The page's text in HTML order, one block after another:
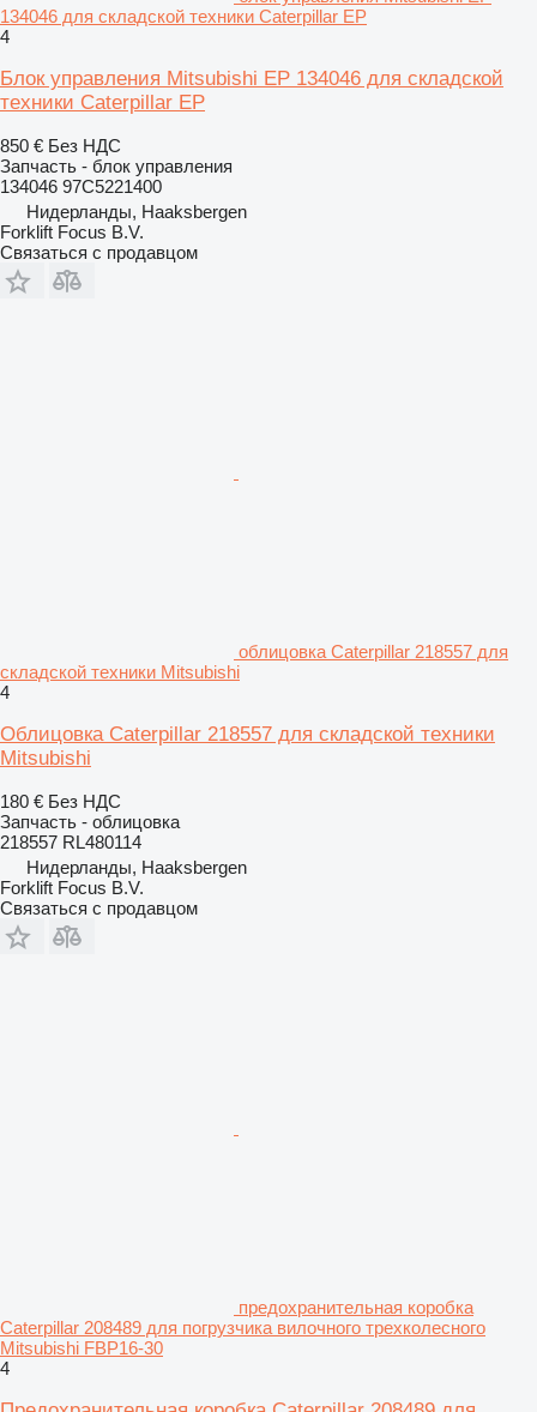
134046 для складской техники Caterpillar EP
4
Блок управления Mitsubishi EP 134046 для складской
техники Caterpillar EP
850 € Без НДС
Запчасть - блок управления
134046 97C5221400
Нидерланды, Haaksbergen
Forklift Focus B.V.
Связаться с продавцом
облицовка Caterpillar 218557 для
складской техники Mitsubishi
4
Облицовка Caterpillar 218557 для складской техники
Mitsubishi
180 € Без НДС
Запчасть - облицовка
218557 RL480114
Нидерланды, Haaksbergen
Forklift Focus B.V.
Связаться с продавцом
предохранительная коробка
Caterpillar 208489 для погрузчика вилочного трехколесного
Mitsubishi FBP16-30
4